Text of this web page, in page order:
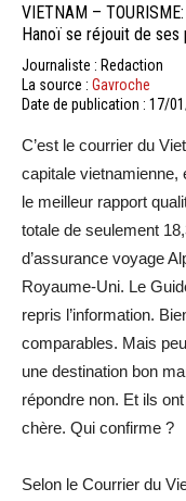
VIETNAM –
Hanoï se réjouit de ses
Journaliste : Redaction
La source : Gavroche
Date de publication : 17/
C’est le courrier du
capitale vietnamienne,
le meilleur rapport
totale de seulement
d’assurance voyage
Royaume-Uni. Le
repris l’information.
comparables. Mais
une destination bon
répondre non. Et ils
chère. Qui confirme ?
Selon le Courrier du